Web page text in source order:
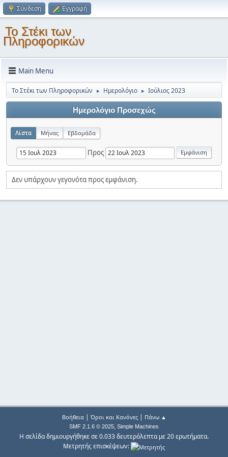
Σύνδεση Εγγραφή
Το Στέκι των
Πληροφορικών
Main Menu
Το Στέκι των Πληροφορικών ► Ημερολόγιο ► Ιούλιος 2023
Ημερολόγιο Προσεχώς
Λίστα Μήνας Εβδομάδα
Προς
Δεν υπάρχουν γεγονότα προς εμφάνιση.
Βοήθεια| Όροι και Κανόνες| Πάνω ▲
SMF 2.1.6 © 2025, Simple Machines
Η σελίδα δημιουργήθηκε σε 0.033 δευτερόλεπτα με 20 ερωτήματα.
Μετρητής επισκέψεων: